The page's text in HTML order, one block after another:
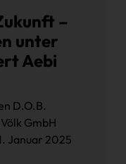
–
unter
Aebi
D.O.B.
GmbH
Januar 2025